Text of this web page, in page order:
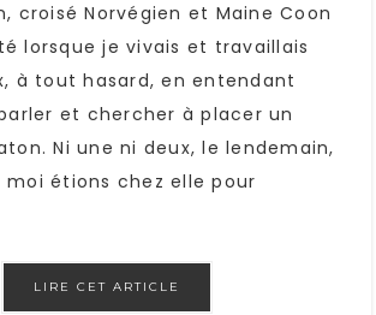
croisé Norvégien et Maine Coon
lorsque je vivais et travaillais
à tout hasard, en entendant
et chercher à placer un
Ni une ni deux, le lendemain,
étions chez elle pour
LIRE CET ARTICLE